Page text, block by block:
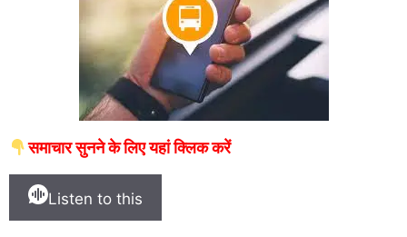
समाचार सुनने के लिए यहां क्लिक करें
Listen to this